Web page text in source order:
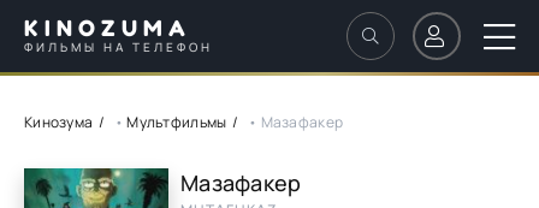
KINOZUMA
ФИЛЬМЫ НА ТЕЛЕФОН
Кинозума •Мультфильмы • Мазафакер
Мазафакер